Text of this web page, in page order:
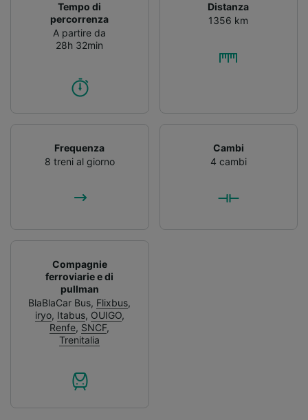
Tempo di
percorrenza
A partire da
28h 32min
Distanza
1356 km
Frequenza
8 treni al giorno
Cambi
4 cambi
Compagnie
ferroviarie e di
pullman
BlaBlaCar Bus, Flixbus,
iryo, Itabus, OUIGO,
Renfe, SNCF,
Trenitalia